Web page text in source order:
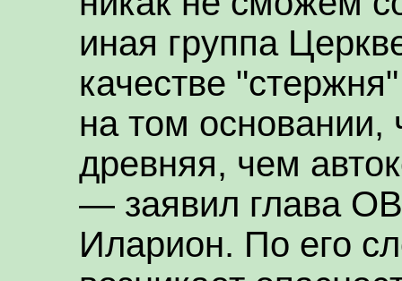
иная группа
качестве
на том основании,
древняя, чем
— заявил глава
Иларион. По его